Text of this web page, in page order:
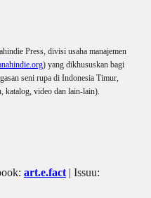
Press, divisi usaha manajemen
) yang dikhususkan bagi
seni rupa di Indonesia Timur,
katalog, video dan lain-lain).
art.e.fact | Issuu: